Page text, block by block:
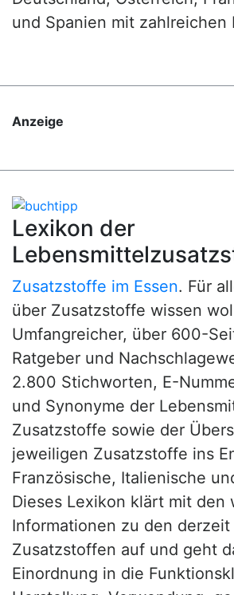
und Spanien mit zahlreichen
Anzeige
Lexikon der
Zusatzstoffe im Essen. Für
über Zusatzstoffe wissen
Umfangreicher, über 600-
Ratgeber und
2.800 Stichworten, E-
und Synonyme der
Zusatzstoffe sowie der
jeweiligen Zusatzstoffe ins
Französische, Italienische
Dieses Lexikon klärt mit den
Informationen zu den
Zusatzstoffen auf und geht
Einordnung in die